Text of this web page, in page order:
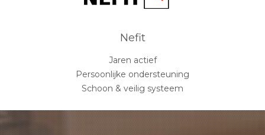
Nefit
Jaren actief
Persoonlijke ondersteuning
Schoon & veilig systeem